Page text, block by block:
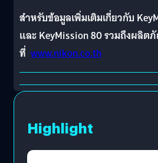
สำหรับข้อมูลเพิ่มเติมเกี่ยวกับ
และ KeyMission 80 รวมถึงผลิ
ที่ www.nikon.co.th
Highlight